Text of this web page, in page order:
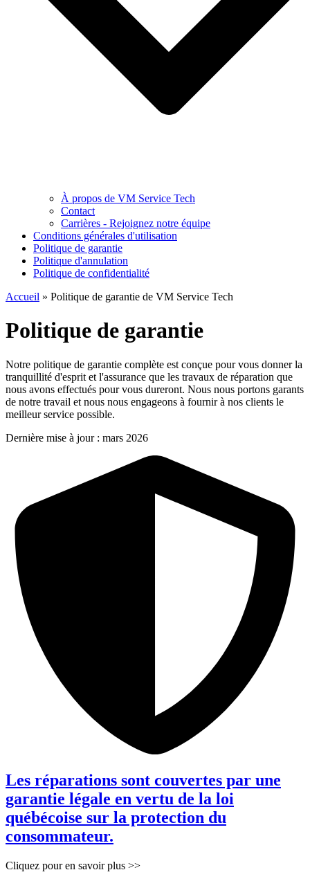
À propos de VM Service Tech
Contact
Carrières - Rejoignez notre équipe
Conditions générales d'utilisation
Politique de garantie
Politique d'annulation
Politique de confidentialité
Accueil » Politique de garantie de VM Service Tech
Politique de garantie
Notre politique de garantie complète est conçue pour vous donner la
tranquillité d'esprit et l'assurance que les travaux de réparation que
nous avons effectués pour vous dureront. Nous nous portons garants
de notre travail et nous nous engageons à fournir à nos clients le
meilleur service possible.
Dernière mise à jour : mars 2026
Les réparations sont couvertes par une
garantie légale en vertu de la loi
québécoise sur la protection du
consommateur.
Cliquez pour en savoir plus >>